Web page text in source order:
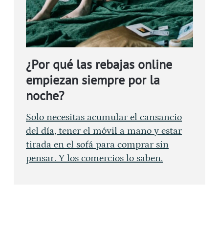
¿Por qué las rebajas online
empiezan siempre por la
noche?
Solo necesitas acumular el cansancio
del día, tener el móvil a mano y estar
tirada en el sofá para comprar sin
pensar. Y los comercios lo saben.